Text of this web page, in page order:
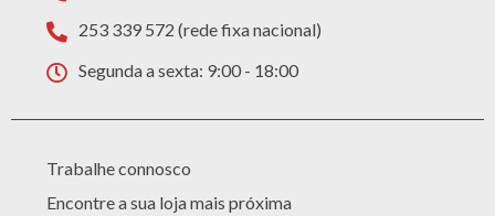
253 339 572 (rede fixa nacional)
Segunda a sexta: 9:00 - 18:00
Trabalhe connosco
Encontre a sua loja mais próxima